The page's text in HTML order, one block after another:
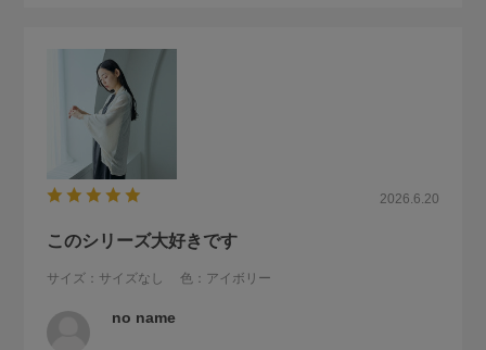
2026.6.20
このシリーズ大好きです
サイズ：サイズなし 色：アイボリー
no name